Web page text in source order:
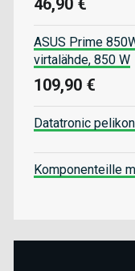
46,90 €
ASUS Prime
virtalähde, 850 W
109,90 €
Datatronic
Komponenteille